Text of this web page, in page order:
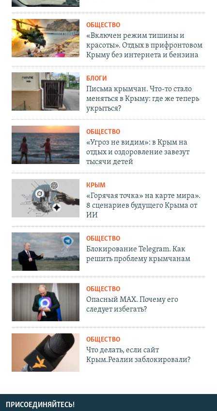
ОБЩЕСТВО
«Включен режим тишины и
красоты». Отдых в прифронтовом
Крыму без интернета и бензина
БЛОГИ
Письма крымчан. Что-то стало
меняться в Крыму: где же теперь
укрыться?
ОБЩЕСТВО
«Угроз не видим»: в Крым на
отдых и оздоровление завезут
тысячи детей
КРЫМ
«Горячая точка» на карте мира».
8 сценариев будущего Крыма от
ИИ
ОБЩЕСТВО
Блокирование Telegram. Как
решить проблему крымчанам
ОБЩЕСТВО
Опасный MAX. Почему его
следует избегать?
ОБЩЕСТВО
Что делать, если сайт
Крым.Реалии заблокировали?
ПРИСОЕДИНЯЙТЕСЬ!